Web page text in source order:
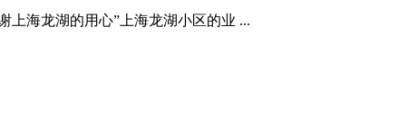
上海龙湖的用心”上海龙湖小区的业 ...